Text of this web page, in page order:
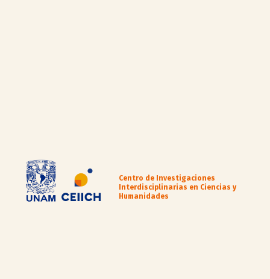
Centro de Investigaciones
Interdisciplinarias en Ciencias y
Humanidades